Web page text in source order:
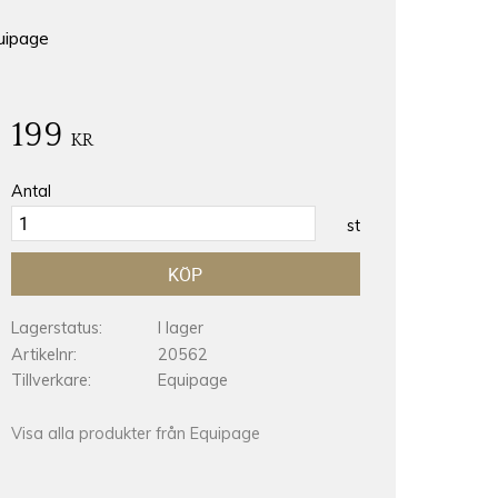
199 KR
Antal
st
KÖP
Lagerstatus
I lager
Artikelnr
20562
Tillverkare
Equipage
Visa alla produkter från Equipage